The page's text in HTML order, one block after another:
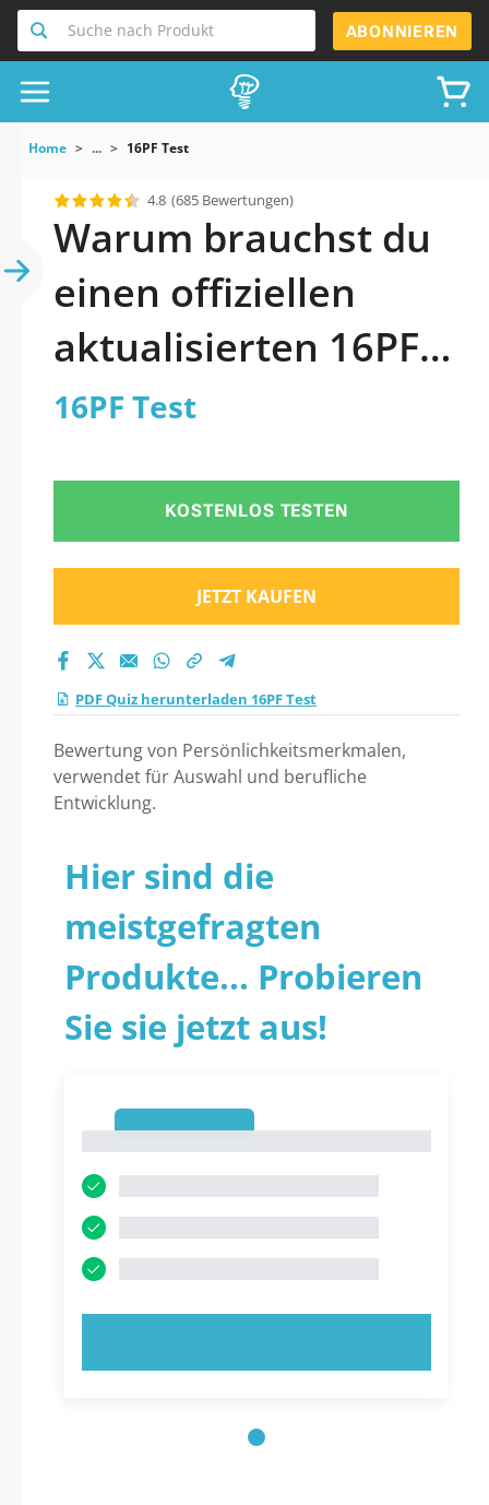
Suche nach Produkt ABONNIEREN
Home ... 16PF Test
4.8 (685 Bewertungen)
Warum brauchst du
einen offiziellen
aktualisierten 16PF
Test Praxistest 2026?
16PF Test
KOSTENLOS TESTEN
JETZT KAUFEN
PDF Quiz herunterladen 16PF Test
Bewertung von Persönlichkeitsmerkmalen,
verwendet für Auswahl und berufliche
Entwicklung.
Hier sind die
meistgefragten
Produkte... Probieren
Sie sie jetzt aus!